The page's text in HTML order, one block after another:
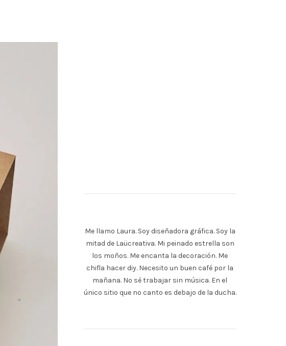
Me llamo Laura. Soy diseñadora gráfica. Soy la
mitad de Laücreativa. Mi peinado estrella son
los moños. Me encanta la decoración. Me
chifla hacer diy. Necesito un buen café por la
mañana. No sé trabajar sin música. En el
único sitio que no canto es debajo de la ducha.